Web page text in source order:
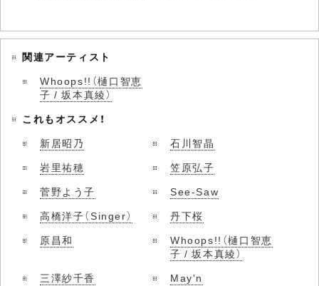
関連アーティスト
Whoops!!（樋口智恵
子 / 坂本真綾）
これもオススメ！
新居昭乃
石川智晶
岩里祐穂
笠原弘子
菅野よう子
See-Saw
高橋洋子（Singer）
丹下桜
原昌和
Whoops!!（樋口智恵
子 / 坂本真綾）
三澤紗千香
May'n